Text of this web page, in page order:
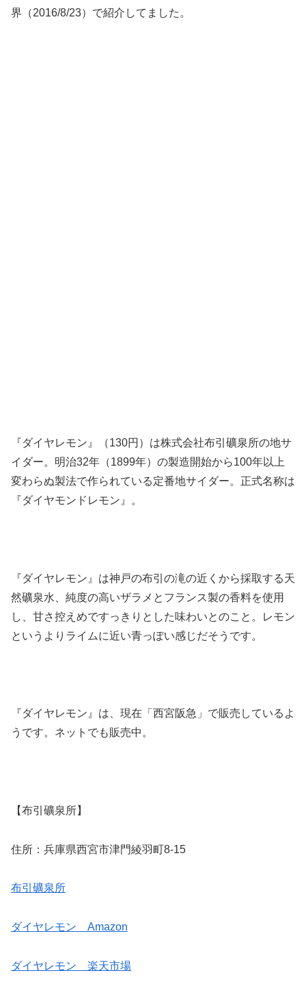
界（2016/8/23）で紹介してました。
『ダイヤレモン』（130円）は株式会社布引礦泉所の地サ
イダー。明治32年（1899年）の製造開始から100年以上
変わらぬ製法で作られている定番地サイダー。正式名称は
『ダイヤモンドレモン』。
『ダイヤレモン』は神戸の布引の滝の近くから採取する天
然礦泉水、純度の高いザラメとフランス製の香料を使用
し、甘さ控えめですっきりとした味わいとのこと。レモン
というよりライムに近い青っぽい感じだそうです。
『ダイヤレモン』は、現在「西宮阪急」で販売しているよ
うです。ネットでも販売中。
【布引礦泉所】
住所：兵庫県西宮市津門綾羽町8-15
布引礦泉所
ダイヤレモン Amazon
ダイヤレモン 楽天市場